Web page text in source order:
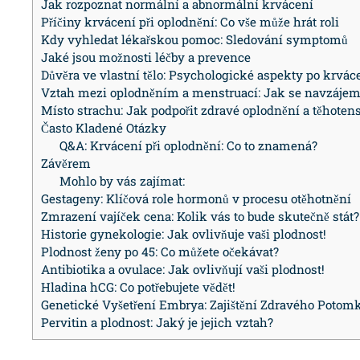
Jak rozpoznat normální a abnormální krvácení
Příčiny krvácení při oplodnění: Co vše může hrát roli
Kdy vyhledat lékařskou pomoc: Sledování symptomů
Jaké jsou možnosti léčby a prevence
Důvěra ve vlastní tělo: Psychologické aspekty po
Vztah mezi oplodněním a menstruací: Jak se
Místo strachu: Jak podpořit zdravé oplodnění a
Často Kladené Otázky
Q&A: Krvácení při oplodnění: Co to znamená?
Závěrem
Mohlo by vás zajímat:
Gestageny: Klíčová role hormonů v procesu otěhotnění
Zmrazení vajíček cena: Kolik vás to bude skutečně stát?
Historie gynekologie: Jak ovlivňuje vaši plodnost!
Plodnost ženy po 45: Co můžete očekávat?
Antibiotika a ovulace: Jak ovlivňují vaši plodnost!
Hladina hCG: Co potřebujete vědět!
Genetické Vyšetření Embrya: Zajištění Zdravého
Pervitin a plodnost: Jaký je jejich vztah?